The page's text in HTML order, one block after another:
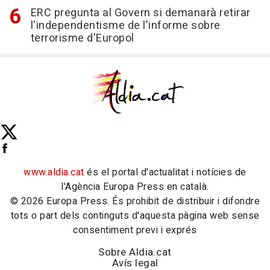
ERC pregunta al Govern si demanarà retirar
l'independentisme de l'informe sobre
terrorisme d'Europol
www.aldia.cat és el portal d'actualitat i notícies de
l'Agència Europa Press en català.
© 2026 Europa Press. És prohibit de distribuir i difondre
tots o part dels continguts d'aquesta pàgina web sense
consentiment previ i exprés
Sobre Aldia.cat
Avís legal